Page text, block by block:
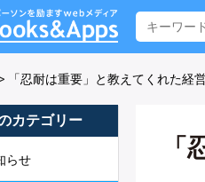
> 「忍耐は重要」と教えてくれた経
カテゴリー
らせ